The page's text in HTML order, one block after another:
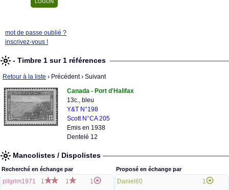
mot de passe oublié ?
inscrivez-vous !
- Timbre 1 sur 1 références
Retour à la liste › Précédent› Suivant
Canada - Port d'Halifax
13c., bleu
Y&T N°198
Scott N°CA 205
Emis en 1938
Dentelé 12
Mancolistes / Dispolistes
Recherché en échange par
pilgrim1971 1 1 1
Proposé en échange par
Daniel60 1